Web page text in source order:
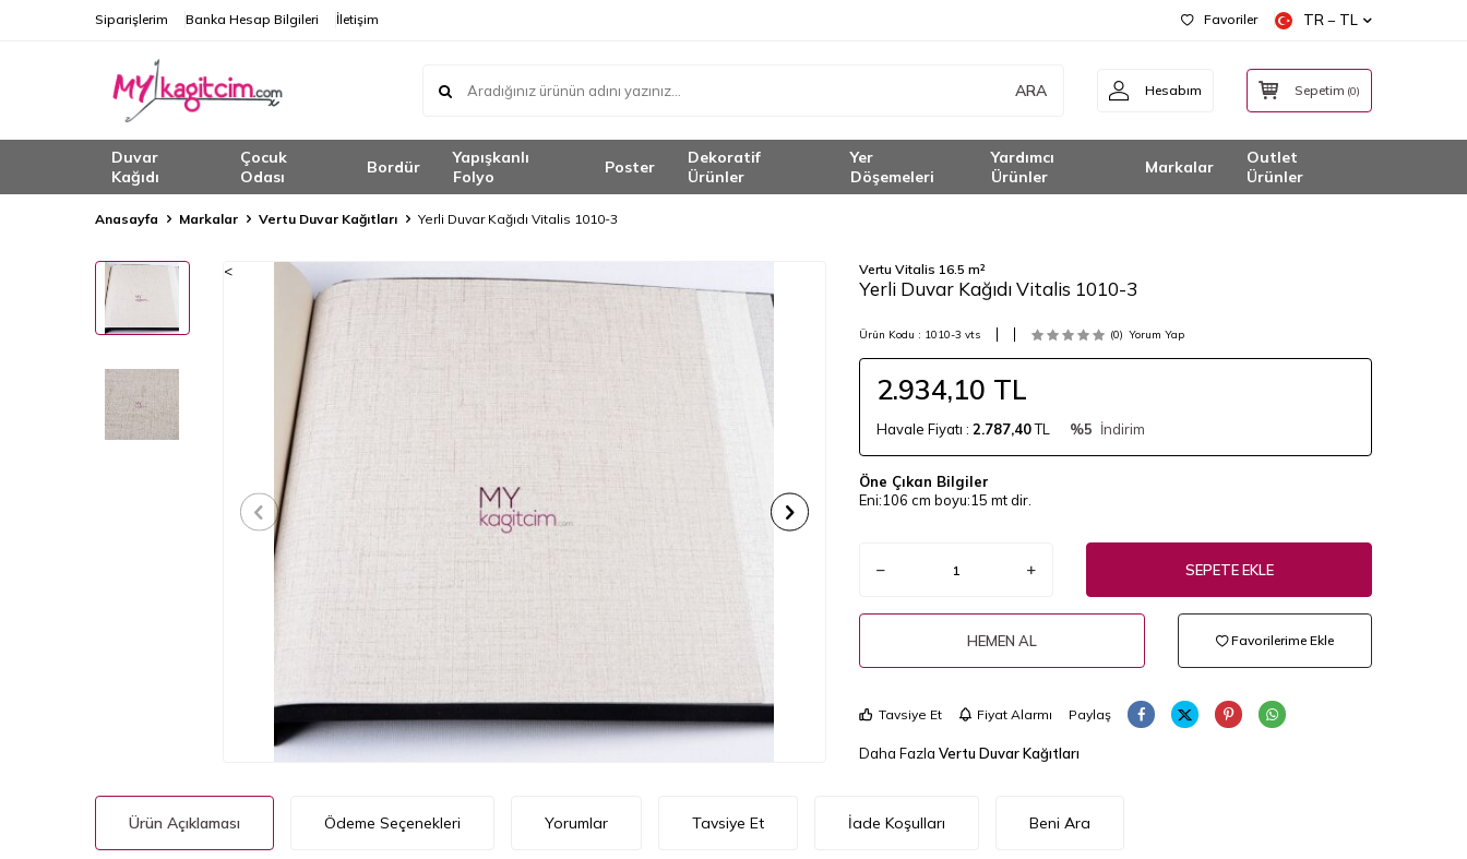
Siparişlerim Banka Hesap Bilgileri İletişim Favoriler TR − TL
ARA Hesabım Sepetim (0)
Duvar
Kağıdı
Çocuk
Odası
Bordür
Yapışkanlı
Folyo
Poster
Dekoratif
Ürünler
Yer
Döşemeleri
Yardımcı
Ürünler
Markalar
Outlet
Ürünler
Anasayfa Markalar Vertu Duvar Kağıtları Yerli Duvar Kağıdı Vitalis 1010-3
< Vertu Vitalis 16.5 m²
Yerli Duvar Kağıdı Vitalis 1010-3
Ürün Kodu : 1010-3 vts (0) Yorum Yap
2.934,10 TL
Havale Fiyatı : 2.787,40TL %5 İndirim
Öne Çıkan Bilgiler
Eni:106 cm boyu:15 mt dir.
SEPETE EKLE
HEMEN AL Favorilerime Ekle
Tavsiye Et Fiyat Alarmı Paylaş
Daha Fazla Vertu Duvar Kağıtları
Ürün Açıklaması Ödeme Seçenekleri Yorumlar Tavsiye Et İade Koşulları Beni Ara